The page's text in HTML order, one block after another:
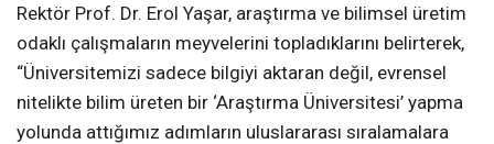
Rektör Prof. Dr. Erol Yaşar, araştırma ve bilimsel üretim
odaklı çalışmaların meyvelerini topladıklarını belirterek,
“Üniversitemizi sadece bilgiyi aktaran değil, evrensel
nitelikte bilim üreten bir ‘Araştırma Üniversitesi’ yapma
yolunda attığımız adımların uluslararası sıralamalara